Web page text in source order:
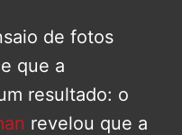
de fotos
que a
resultado: o
revelou que a